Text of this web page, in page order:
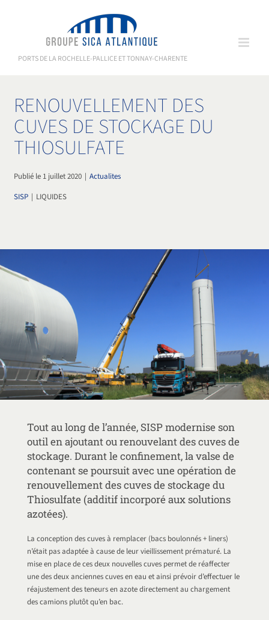
PORTS DE LA ROCHELLE-PALLICE ET TONNAY-CHARENTE
RENOUVELLEMENT DES
CUVES DE STOCKAGE DU
THIOSULFATE
Publié le 1 juillet 2020 | Actualites
SISP | LIQUIDES
Tout au long de l’année, SISP modernise son
outil en ajoutant ou renouvelant des cuves de
stockage. Durant le confinement, la valse de
contenant se poursuit avec une opération de
renouvellement des cuves de stockage du
Thiosulfate (additif incorporé aux solutions
azotées).
La conception des cuves à remplacer (bacs boulonnés + liners)
n’était pas adaptée à cause de leur vieillissement prématuré. La
mise en place de ces deux nouvelles cuves permet de réaffecter
une des deux anciennes cuves en eau et ainsi prévoir d’effectuer le
réajustement des teneurs en azote directement au chargement
des camions plutôt qu’en bac.